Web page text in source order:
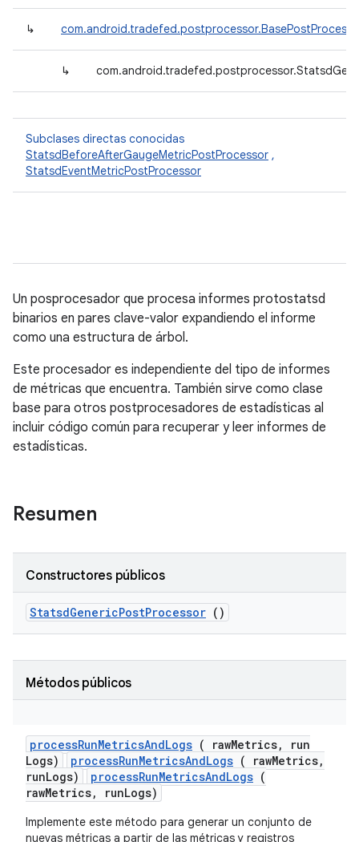
↳
↳
Subclases directas conocidas
StatsdBeforeAfterGaugeMetricPostProcessor ,
StatsdEventMetricPostProcessor
Un posprocesador que procesa informes protostatsd
binarios en pares clave-valor expandiendo el informe
como una estructura de árbol.
Este procesador es independiente del tipo de informes
de métricas que encuentra. También sirve como clase
base para otros postprocesadores de estadísticas al
incluir código común para recuperar y leer informes de
estadísticas.
Resumen
Constructores públicos
StatsdGenericPostProcessor ()
Métodos públicos
processRunMetricsAndLogs ( rawMetrics,
run
Logs)
processRunMetricsAndLogs ( rawMetrics,
runLogs)
processRunMetricsAndLogs (
rawMetrics, runLogs)
Implemente este método para generar un conjunto de
nuevas métricas a partir de las métricas y registros